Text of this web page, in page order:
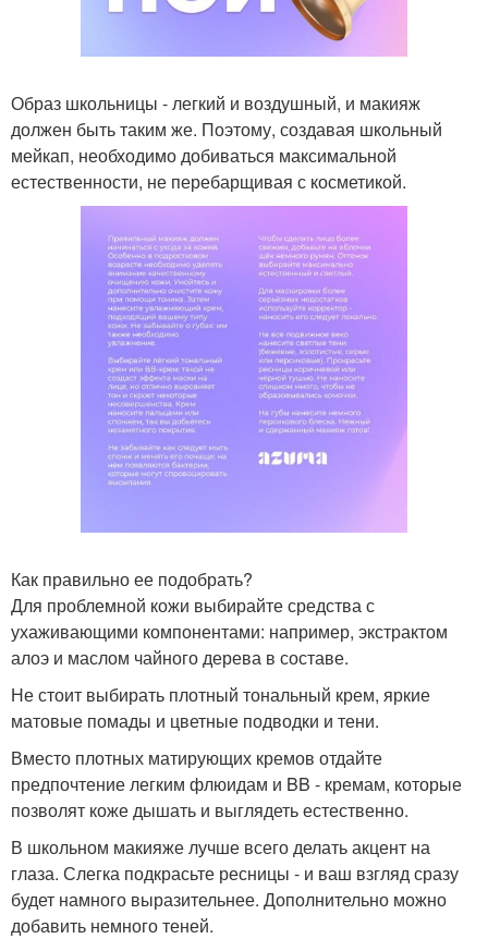
Образ школьницы - легкий и воздушный, и макияж
должен быть таким же. Поэтому, создавая школьный
мейкап, необходимо добиваться максимальной
естественности, не перебарщивая с косметикой.
Как правильно ее подобрать?
Для проблемной кожи выбирайте средства с
ухаживающими компонентами: например, экстрактом
алоэ и маслом чайного дерева в составе.
Не стоит выбирать плотный тональный крем, яркие
матовые помады и цветные подводки и тени.
Вместо плотных матирующих кремов отдайте
предпочтение легким флюидам и BB - кремам, которые
позволят коже дышать и выглядеть естественно.
В школьном макияже лучше всего делать акцент на
глаза. Слегка подкрасьте ресницы - и ваш взгляд сразу
будет намного выразительнее. Дополнительно можно
добавить немного теней.